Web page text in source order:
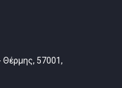
Θέρμης, 57001,